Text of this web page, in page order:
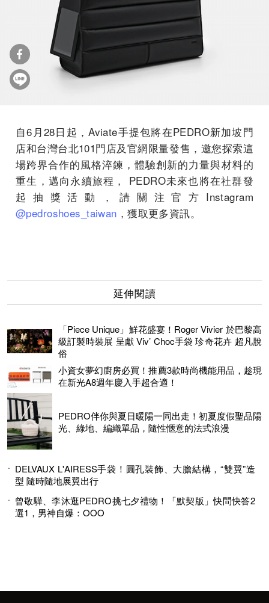
自6月28日起，Aviate手提包將在PEDRO新加坡門
店和台灣台北101門店及官網限量發售，邀您探索這
場跨界合作的風格淬鍊，體驗創新的力量與材料的
重生，邁向永續旅程， PEDRO未來也將在社群發
起抽獎活動，請關注官方Instagram
@pedroshoes_taiwan ，獲取更多資訊。
延伸閱讀
「Piece Unique」鮮花盛宴！Roger Vivier 於巴黎高
級訂製時裝展 呈獻 Viv’ Choc手袋 珍奇花卉 超凡脫
俗
小資女夢幻廚房必買！推薦3款時尚機能用品，趁現
在新光A8週年慶入手超合適！
PEDRO伴你與夏日暖陽一同出走！初夏度假聖品陽
光、綠地、編織單品，隨性愜意的法式浪漫
DELVAUX L'AIRESS手袋！圓孔裝飾、大膽結構，“雙翼”造
型 隨時隨地展翼出行
曾敬驊、李沐逛PEDRO挑七夕禮物！「默契版」快問快答2
選1，男神自爆：OOO